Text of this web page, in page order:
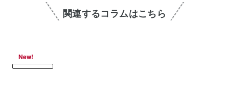
関連するコラムはこちら
New!